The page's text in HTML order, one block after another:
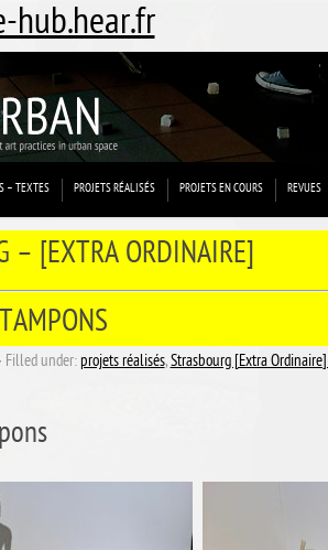
hub.hear.fr
– TEXTES PROJETS RÉALISÉS PROJETS EN COURS REVUES
– [EXTRA ORDINAIRE]
Filled under:projets réalisés,Strasbourg [Extra